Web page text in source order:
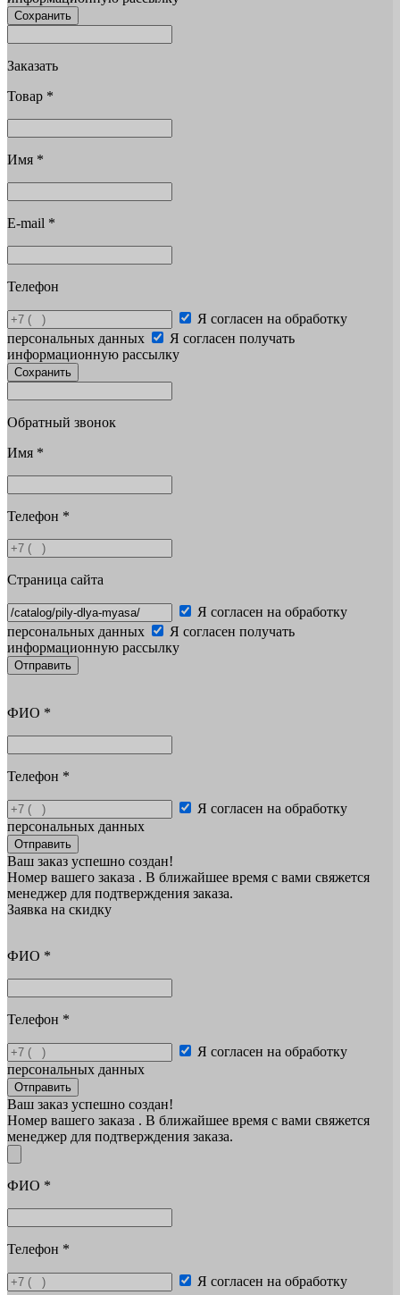
Сохранить
Заказать
Товар *
Имя *
E-mail *
Телефон
Я согласен на обработку
персональных данных
Я согласен получать
информационную рассылку
Сохранить
Обратный звонок
Имя *
Телефон *
Страница сайта
Я согласен на обработку
персональных данных
Я согласен получать
информационную рассылку
Отправить
ФИО *
Телефон *
Я согласен на обработку
персональных данных
Отправить
Ваш заказ успешно создан!
Номер вашего заказа . В ближайшее время с вами свяжется
менеджер для подтверждения заказа.
Заявка на скидку
ФИО *
Телефон *
Я согласен на обработку
персональных данных
Отправить
Ваш заказ успешно создан!
Номер вашего заказа . В ближайшее время с вами свяжется
менеджер для подтверждения заказа.
ФИО *
Телефон *
Я согласен на обработку